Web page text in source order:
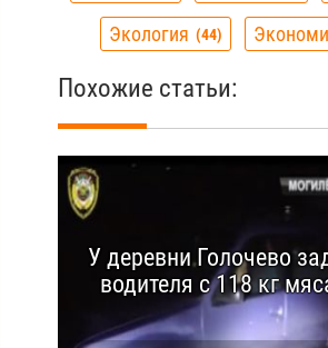
Экология 44
Похожие статьи:
У деревни Голочево
водителя с 118 кг